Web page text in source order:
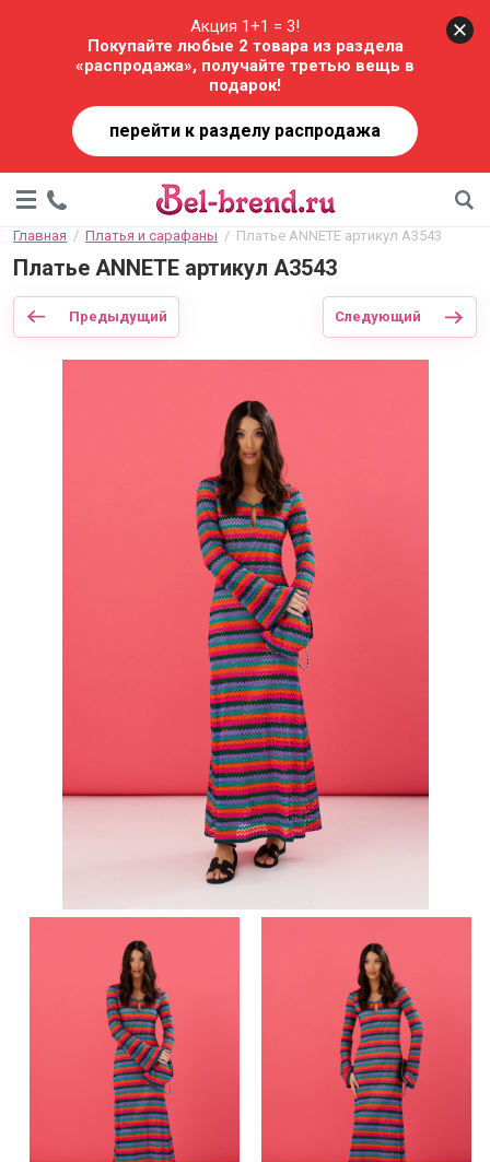
Акция 1+1 = 3!
Покупайте любые 2 товара из раздела
«распродажа», получайте третью вещь в
подарок!
перейти к разделу распродажа
Главная
  /
Платья и сарафаны
  /  Платье ANNETE артикул А3543
Платье ANNETE артикул А3543
Предыдущий Следующий